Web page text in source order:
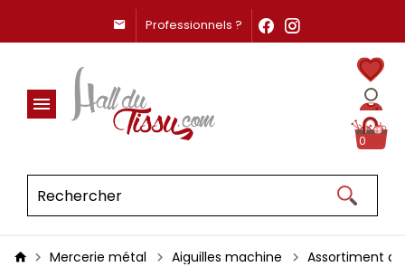
Professionnels ?
0
Mercerie métal Aiguilles machine Assortiment